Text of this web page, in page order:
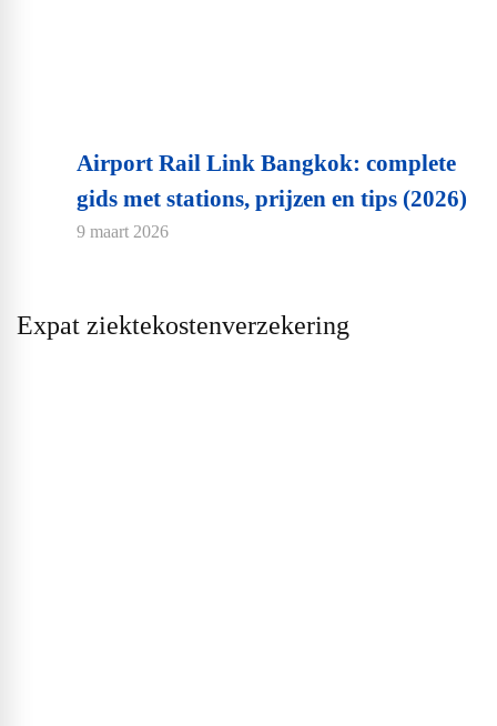
Airport Rail Link Bangkok: complete
gids met stations, prijzen en tips (2026)
9 maart 2026
Expat ziektekostenverzekering